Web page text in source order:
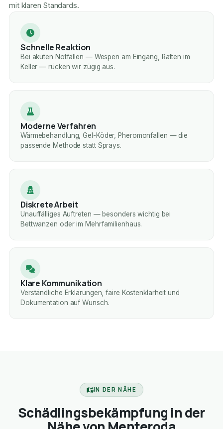
mit klaren Standards.
Schnelle Reaktion
Bei akuten Notfällen — Wespen am Eingang, Ratten im
Keller — rücken wir zügig aus.
Moderne Verfahren
Wärmebehandlung, Gel-Köder, Pheromonfallen — die
passende Methode statt Sprays.
Diskrete Arbeit
Unauffälliges Auftreten — besonders wichtig bei
Bettwanzen oder im Mehrfamilienhaus.
Klare Kommunikation
Verständliche Erklärungen, faire Kostenklarheit und
Dokumentation auf Wunsch.
IN DER NÄHE
Schädlingsbekämpfung in der